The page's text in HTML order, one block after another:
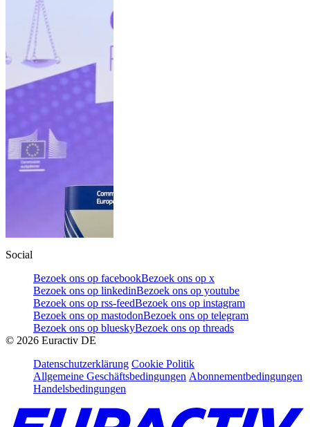
Social
Bezoek ons op facebookBezoek ons op x
Bezoek ons op linkedinBezoek ons op youtube
Bezoek ons op rss-feedBezoek ons op instagram
Bezoek ons op mastodonBezoek ons op telegram
Bezoek ons op blueskyBezoek ons op threads
© 2026 Euractiv DE
Datenschutzerklärung Cookie Politik
Allgemeine Geschäftsbedingungen Abonnementbedingungen
Handelsbedingungen